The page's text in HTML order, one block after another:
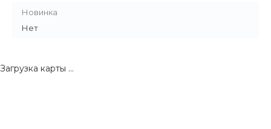
Новинка
Нет
Загрузка карты ...